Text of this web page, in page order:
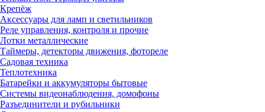
Крепёж
Аксессуары для ламп и светильников
Реле управления, контроля и прочие
Лотки металлические
Таймеры, детекторы движения, фотореле
Садовая техника
Теплотехника
Батарейки и аккумуляторы бытовые
Системы видеонаблюдения, домофоны
Разъединители и рубильники